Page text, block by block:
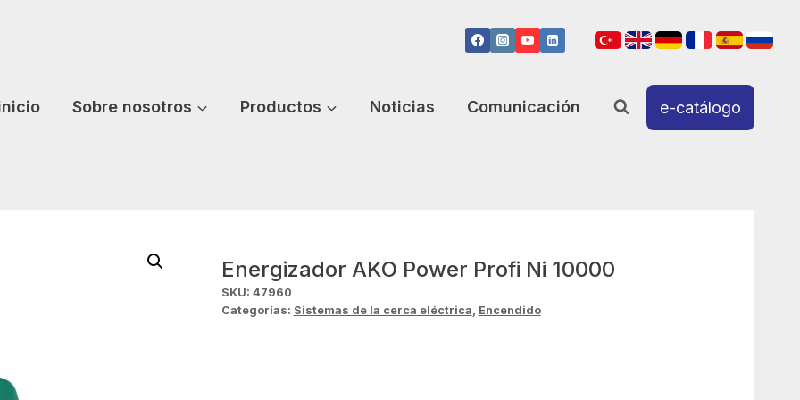
Sobre nosotros Productos Noticias Comunicación e-catálogo
Energizador AKO Power Profi Ni 10000
SKU: 47960
Categorías: Sistemas de la cerca eléctrica, Encendido